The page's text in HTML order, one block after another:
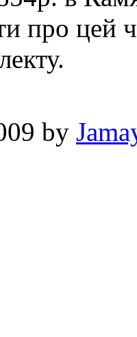
про цей
by